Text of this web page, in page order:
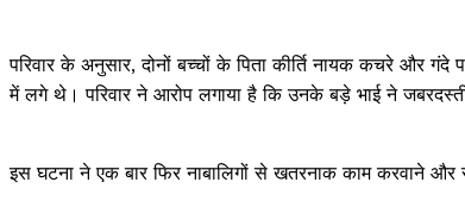
परिवार के अनुसार, दोनों बच्चों के पिता कीर्ति नायक कचरे और
में लगे थे। परिवार ने आरोप लगाया है कि उनके बड़े भाई ने
इस घटना ने एक बार फिर नाबालिगों से खतरनाक काम करवाने और